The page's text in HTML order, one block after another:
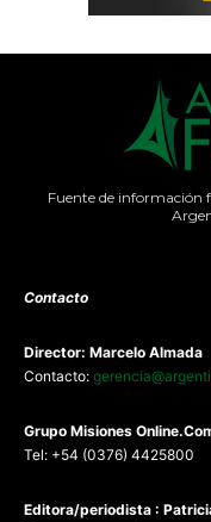
Fuente de información
Contacto
Director: Marcelo Almada
Contacto:
Grupo Misiones
Tel: +54 (0376) 4425800
Editora/periodista :